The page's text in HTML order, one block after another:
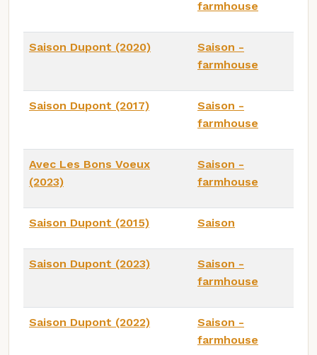
farmhouse
Saison Dupont (2020)
Saison -
farmhouse
Saison Dupont (2017)
Saison -
farmhouse
Avec Les Bons Voeux
(2023)
Saison -
farmhouse
Saison Dupont (2015) Saison
Saison Dupont (2023)
Saison -
farmhouse
Saison Dupont (2022)
Saison -
farmhouse